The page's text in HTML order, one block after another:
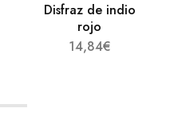
Disfraz de indio
rojo
14,84€